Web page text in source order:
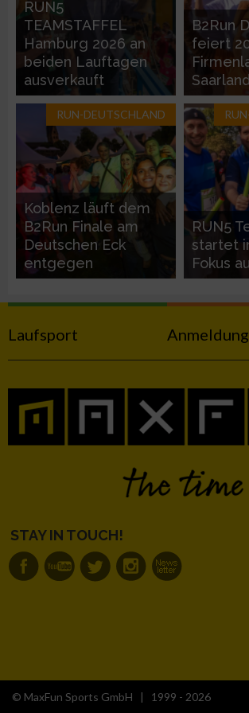
RUN5
TEAMSTAFFEL
Hamburg 2026 an
beiden Lauftagen
ausverkauft
B2Run
feiert
Saarland
RUN-DEUTSCHLAND
Koblenz läuft dem
B2Run Finale am
Deutschen Eck
entgegen
RUN5
startet
Fokus
Laufsport Anmeldung
STAY IN TOUCH!
© MaxFun Sports GmbH | 1999 - 2026
IAB-Besonderheiten:
Verwendung genauer Standortdaten
Geräte anhand von aktiv angeforderten
Nicht-IAB-Verarbeitungszwecke:
Notwendig
Performance
Funktional
Werbung